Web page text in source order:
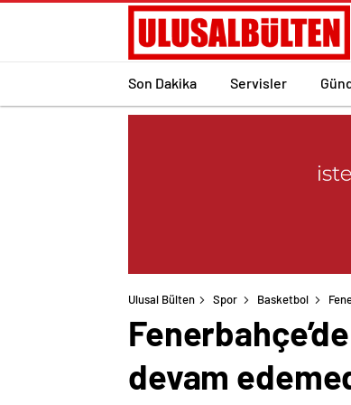
Son Dakika Servisler
Ulusal Bülten Spor Basketbol
devam